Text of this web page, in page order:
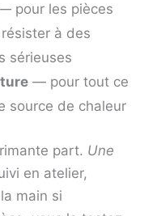
pour les pièces
à des
sérieuses
— pour tout ce
source de chaleur
part. Une
en atelier,
main si